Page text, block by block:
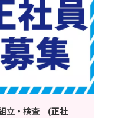
立・検査 (正社